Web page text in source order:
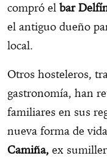
compró el bar
el antiguo dueño
local.
Otros hosteleros,
gastronomía, han
familiares en sus
nueva forma de
Camiña, ex